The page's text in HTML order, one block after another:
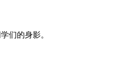
们的身影。